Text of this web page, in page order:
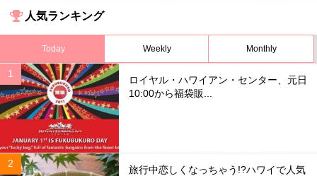
人気ランキング
Today Weekly Monthly
ロイヤル・ハワイアン・センター、元日
10:00から福袋販...
旅行中恋しくなっちゃう!?ハワイで人気